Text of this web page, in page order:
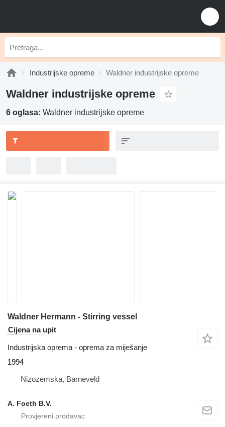
Industrijske opreme Waldner industrijske opreme
Waldner industrijske opreme
6 oglasa: Waldner industrijske opreme
Waldner Hermann - Stirring vessel
Cijena na upit
Industrijska oprema - oprema za miješanje
1994
Nizozemska, Barneveld
A. Foeth B.V.